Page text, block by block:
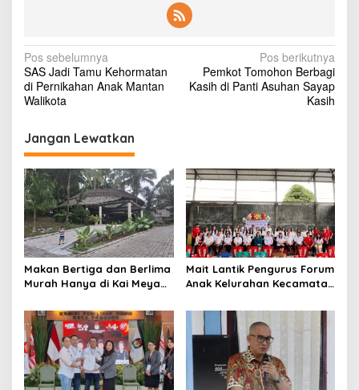
N
a
v
i
g
a
s
i
p
o
s
Pos sebelumnya
SAS Jadi Tamu Kehormatan
di Pernikahan Anak Mantan
Walikota
Pos berikutnya
Pemkot Tomohon Berbagi
Kasih di Panti Asuhan Sayap
Kasih
Jangan Lewatkan
Makan Bertiga dan Berlima
Murah Hanya di Kai Meya
Mait Lantik Pengurus Forum
Anak Kelurahan Kecamatan